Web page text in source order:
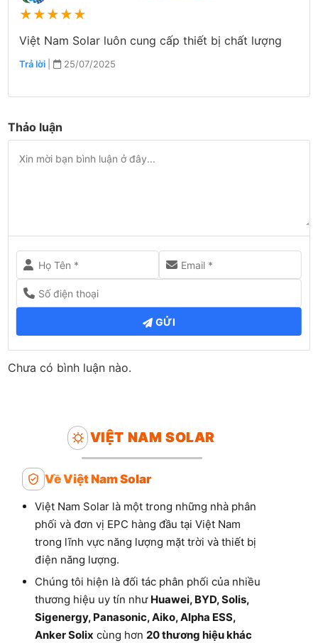
★★★★★
Việt Nam Solar luôn cung cấp thiết bị chất lượng
Trả lời | 25/07/2025
Thảo luận
GỬI
Chưa có bình luận nào.
VIỆT NAM SOLAR
Về Việt Nam Solar
Việt Nam Solar là một trong những nhà phân
phối và đơn vị EPC hàng đầu tại Việt Nam
trong lĩnh vực năng lượng mặt trời và thiết bị
điện năng lượng.
Chúng tôi hiện là đối tác phân phối của nhiều
thương hiệu uy tín như Huawei, BYD, Solis,
Sigenergy, Panasonic, Aiko, Alpha ESS,
Anker Solix cùng hơn 20 thương hiệu khác